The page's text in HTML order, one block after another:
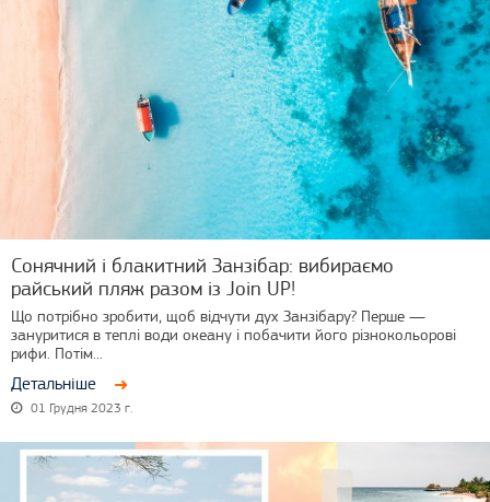
Сонячний і блакитний Занзібар: вибираємо
райський пляж разом із Join UP!
Що потрібно зробити, щоб відчути дух Занзібару? Перше —
зануритися в теплі води океану і побачити його різнокольорові
рифи. Потім...
Детальніше
01 Грудня 2023 г.